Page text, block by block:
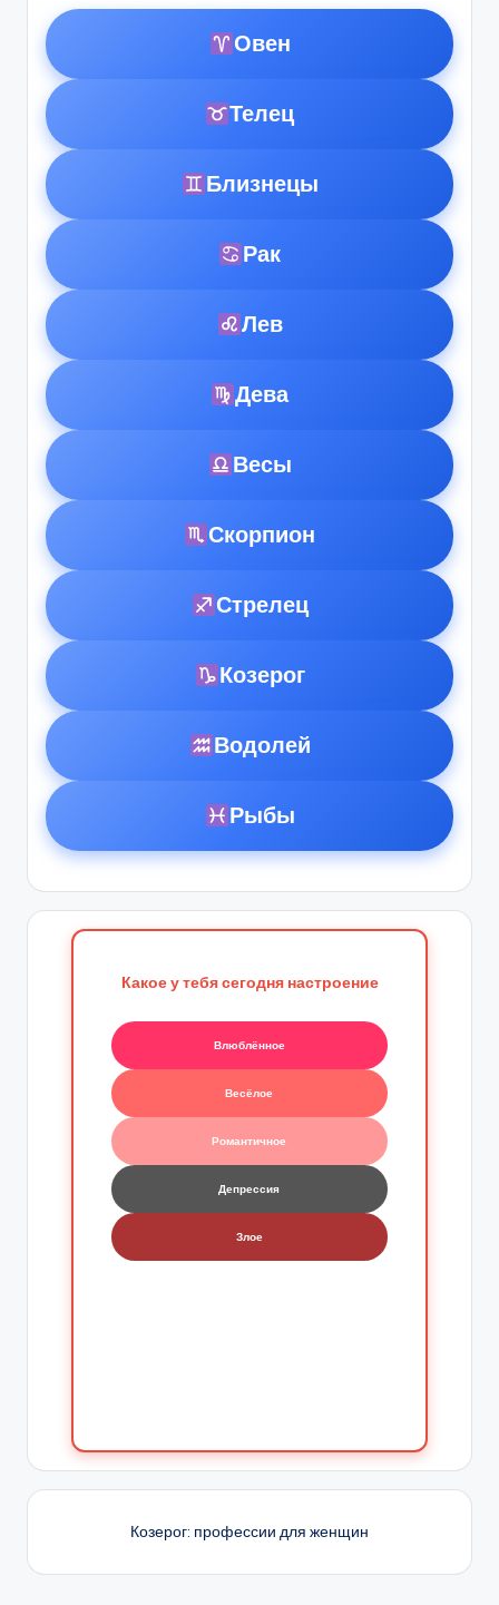
Овен
Телец
Близнецы
Рак
Лев
Дева
Весы
Скорпион
Стрелец
Козерог
Водолей
Рыбы
Какое у тебя сегодня настроение
Влюблённое
Весёлое
Романтичное
Депрессия
Злое
Козерог: профессии для женщин